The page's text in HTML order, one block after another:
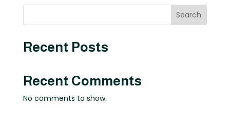
Search
Recent Posts
Recent Comments
No comments to show.